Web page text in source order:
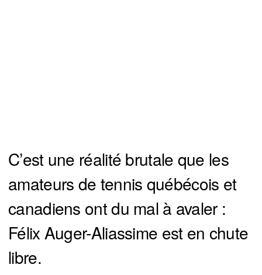
C’est une réalité brutale que les
amateurs de tennis québécois et
canadiens ont du mal à avaler :
Félix Auger-Aliassime est en chute
libre.